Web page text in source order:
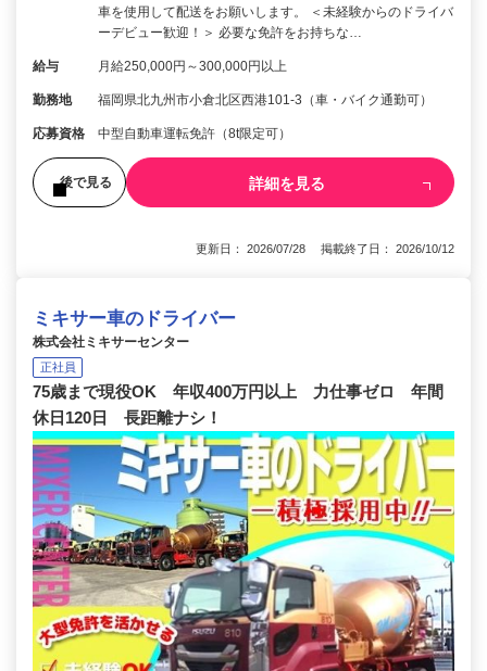
車を使用して配送をお願いします。 ＜未経験からのドライバ
ーデビュー歓迎！＞ 必要な免許をお持ちな…
給与 月給250,000円～300,000円以上
勤務地 福岡県北九州市小倉北区西港101-3（車・バイク通勤可）
応募資格 中型自動車運転免許（8t限定可）
後で見る 詳細を見る
更新日： 2026/07/28 掲載終了日： 2026/10/12
ミキサー車のドライバー
株式会社ミキサーセンター
正社員
75歳まで現役OK 年収400万円以上 力仕事ゼロ 年間
休日120日 長距離ナシ！